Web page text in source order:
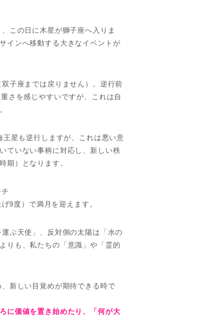
この日に木星が獅子座へ入りま
インへ移動する大きなイベントが
子座までは戻りません）。逆行前
さを感じやすいですが、これは自
星も逆行しますが、これは悪い意
ていない事柄に対応し、新しい秩
期）となります。
9度）で満月を迎えます。
ぶ天使」、反対側の太陽は「水の
りも、私たちの「意識」や「霊的
新しい目覚めが期待できる時で
に価値を置き始めたり、「何が大